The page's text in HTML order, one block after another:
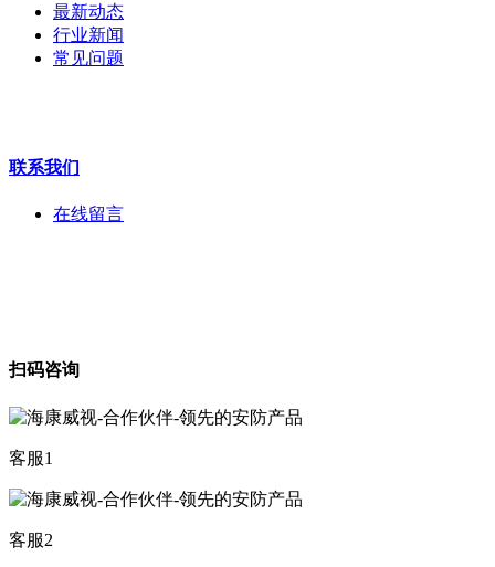
安检门
工程宝
海康机器人
最新动态
行业新闻
常见问题
联系我们
在线留言
扫码咨询
客服1
客服2